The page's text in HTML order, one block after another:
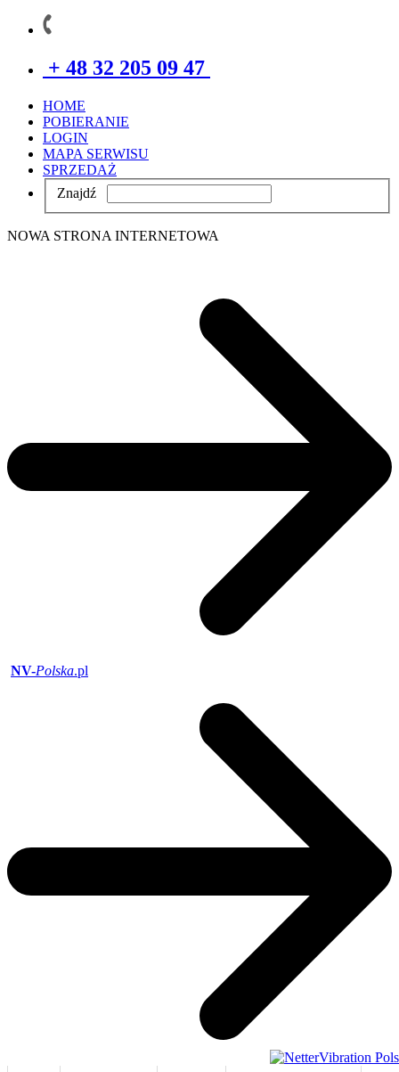
+ 48 32 205 09 47
HOME
POBIERANIE
LOGIN
MAPA SERWISU
SPRZEDAŻ
Znajdź
NOWA STRONA INTERNETOWA
NV-Polska.pl